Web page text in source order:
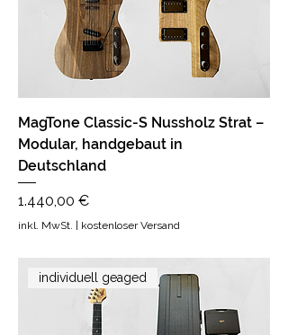
MagTone Classic-S Nussholz Strat –
Modular, handgebaut in
Deutschland
Preis
1.440,00 €
inkl. MwSt. kostenloser Versand
individuell geaged